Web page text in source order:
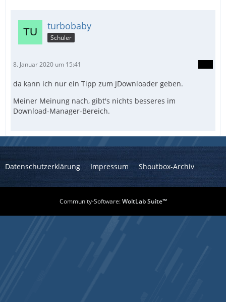
turbobaby
Schüler
8. Januar 2020 um 15:41
da kann ich nur ein Tipp zum JDownloader geben.
Meiner Meinung nach, gibt's nichts besseres im
Download-Manager-Bereich.
Datenschutzerklärung Impressum Shoutbox-Archiv
Community-Software:WoltLab Suite™